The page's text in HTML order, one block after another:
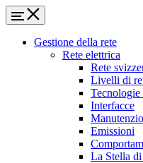
Gestione della rete
Rete elettrica
Rete
Livelli di
Tecnologie
Interfacce
Emissioni
La Stella